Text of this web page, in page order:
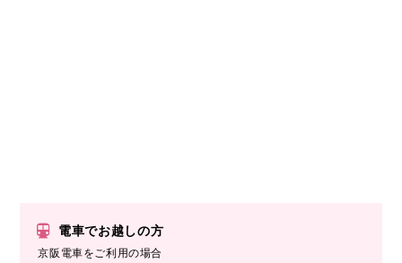
電車でお越しの方
京阪電車をご利用の場合